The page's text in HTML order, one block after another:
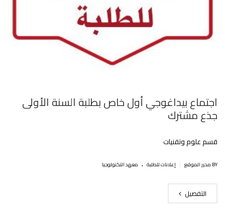
اجتماع بيداغوجي أول خاص بطلبة السنة الأولى
جذع مشترك
قسم علوم وتقنيات
BY محرر الموقع إعلانات للطلبة . معهد التكنولوجيا
التفصيل